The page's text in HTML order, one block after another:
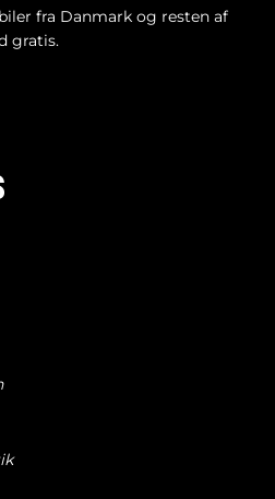
fra Danmark og resten af
gratis.